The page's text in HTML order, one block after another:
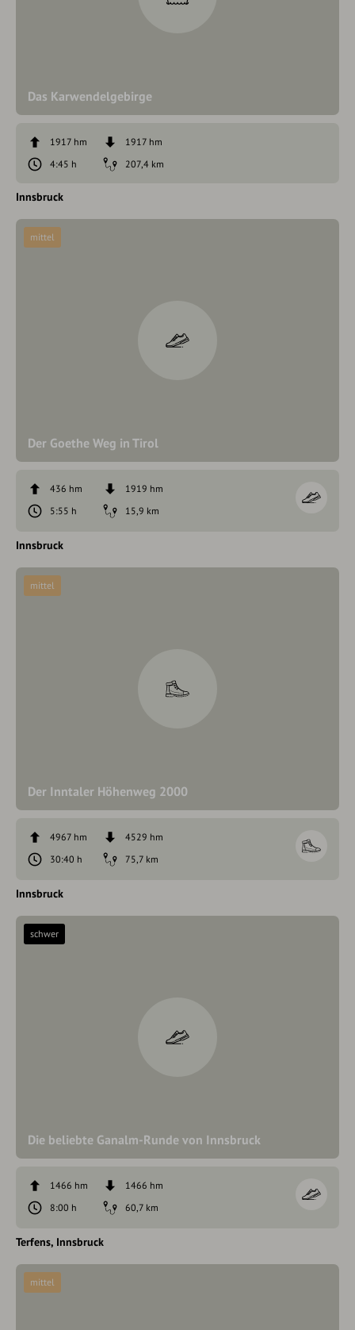
Das Karwendelgebirge
1917 hm
1917 hm
4:45 h
207,4 km
Innsbruck
Der Goethe Weg in Tirol
mittel
436 hm
1919 hm
5:55 h
15,9 km
Innsbruck
Der Inntaler Höhenweg 2000
mittel
4967 hm
4529 hm
30:40 h
75,7 km
Innsbruck
Die beliebte Ganalm-Runde von Innsbruck
schwer
1466 hm
1466 hm
8:00 h
60,7 km
Terfens Innsbruck
mittel